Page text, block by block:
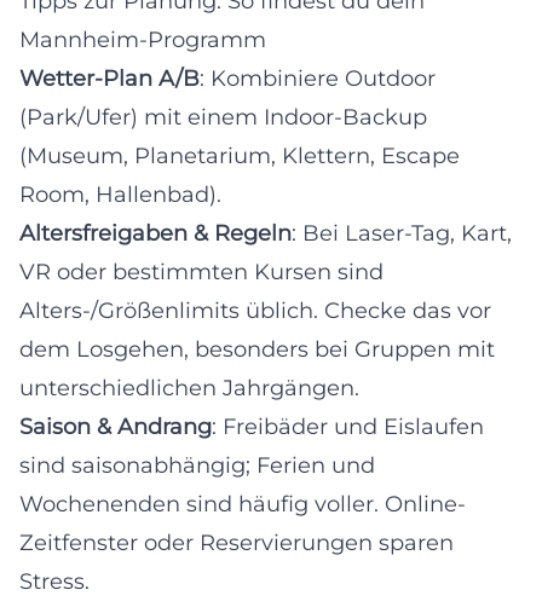
Mannheim-Programm
Wetter-Plan A/B: Kombiniere Outdoor
(Park/Ufer) mit einem Indoor-Backup
(Museum, Planetarium, Klettern, Escape
Room, Hallenbad).
Altersfreigaben & Regeln: Bei Laser-Tag, Kart,
VR oder bestimmten Kursen sind
Alters-/Größenlimits üblich. Checke das vor
dem Losgehen, besonders bei Gruppen mit
unterschiedlichen Jahrgängen.
Saison & Andrang: Freibäder und Eislaufen
sind saisonabhängig; Ferien und
Wochenenden sind häufig voller. Online-
Zeitfenster oder Reservierungen sparen
Stress.